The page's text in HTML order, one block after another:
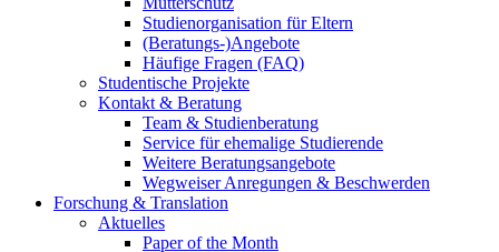
Studienorganisation für Eltern
(Beratungs-)Angebote
Häufige Fragen (FAQ)
Studentische Projekte
Kontakt & Beratung
Team & Studienberatung
Service für ehemalige Studierende
Weitere Beratungsangebote
Wegweiser Anregungen & Beschwerden
Forschung & Translation
Aktuelles
Paper of the Month